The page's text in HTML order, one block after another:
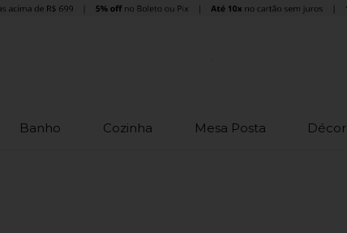
Banho Cozinha Mesa Posta Décor